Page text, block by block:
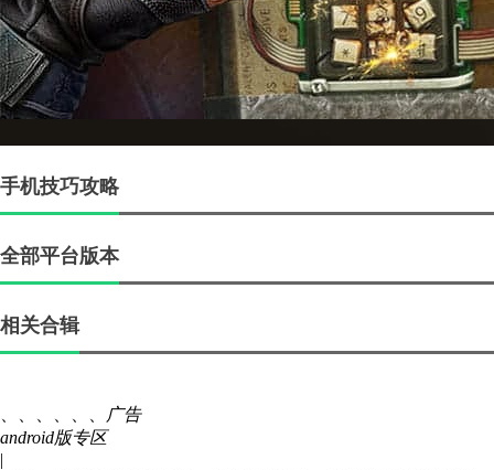
手机技巧攻略
全部平台版本
相关合辑
广告
android版专区
|